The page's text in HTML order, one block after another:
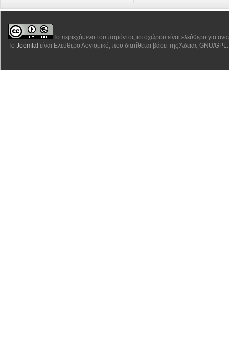
Το περιεχόμενο του παρόντος ιστοχώρου είναι ελεύθερο για
Το Joomla! είναι Ελεύθερο Λογισμικό, που διατίθεται βάσει της Άδειας GNU/